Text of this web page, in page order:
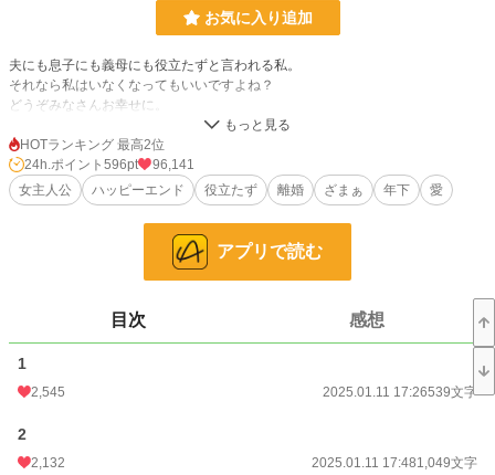
お気に入り追加
夫にも息子にも義母にも役立たずと言われる私。
それなら私はいなくなってもいいですよね？
どうぞみなさんお幸せに。
小説 2,384 位 / 228,851 件
恋愛 1,307 位 / 66,374 件
47,738
更新日時 2025.01.21 07:27
初回公開日時
週間ポイント
HOTランキング 最高2位
24h.ポイント 596pt
96,141
女主人公
ハッピーエンド 役立たず 離婚 ざまぁ 年下 愛
アプリで読む
目次 感想
1
2,545 2025.01.11 17:26539文字
2
2,132 2025.01.11 17:481,049文字